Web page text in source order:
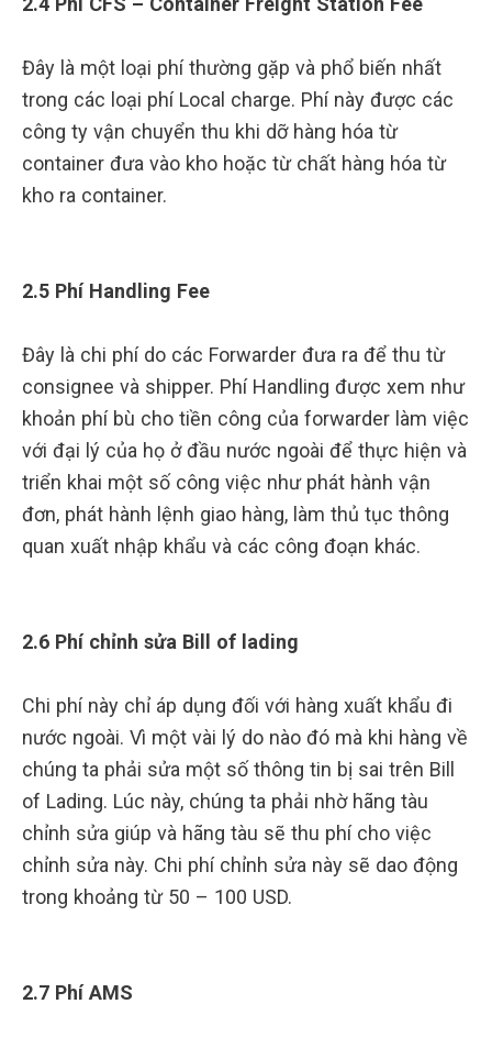
Đây là một loại phí thường gặp và phổ biến nhất
trong các loại phí Local charge. Phí này được các
công ty vận chuyển thu khi dỡ hàng hóa từ
container đưa vào kho hoặc từ chất hàng hóa từ
kho ra container.
2.5 Phí Handling Fee
Đây là chi phí do các Forwarder đưa ra để thu từ
consignee và shipper. Phí Handling được xem như
khoản phí bù cho tiền công của forwarder làm việc
với đại lý của họ ở đầu nước ngoài để thực hiện và
triển khai một số công việc như phát hành vận
đơn, phát hành lệnh giao hàng, làm thủ tục thông
quan xuất nhập khẩu và các công đoạn khác.
2.6 Phí chỉnh sửa Bill of lading
Chi phí này chỉ áp dụng đối với hàng xuất khẩu đi
nước ngoài. Vì một vài lý do nào đó mà khi hàng về
chúng ta phải sửa một số thông tin bị sai trên Bill
of Lading. Lúc này, chúng ta phải nhờ hãng tàu
chỉnh sửa giúp và hãng tàu sẽ thu phí cho việc
chỉnh sửa này. Chi phí chỉnh sửa này sẽ dao động
trong khoảng từ 50 – 100 USD.
2.7 Phí AMS